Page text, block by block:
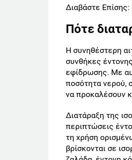
Διαβάστε Επίσης:
Πότε
Η συνηθέστερη
συνθήκες
εφίδρωσης. Με
ποσότητα νερού,
να προκαλέσουν
Διατάραξη της
περιπτώσεις
τη χρήση
βρίσκονται σε